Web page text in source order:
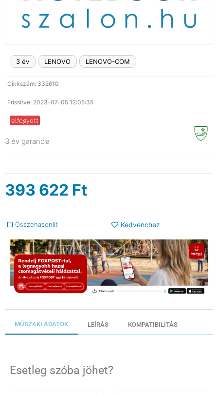
3 év LENOVO LENOVO-COM
Cikkszám: 332610
Frissítve: 2023-07-05 12:05:35
elfogyott
3 év garancia
393 622 Ft
Összehasonlít Kedvenchez
MŰSZAKI ADATOK LEÍRÁS KOMPATIBILITÁS
Esetleg szóba jöhet?